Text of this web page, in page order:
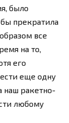
было
прекратила
все
на то,
его
еще одну
наш ракетно-
любому